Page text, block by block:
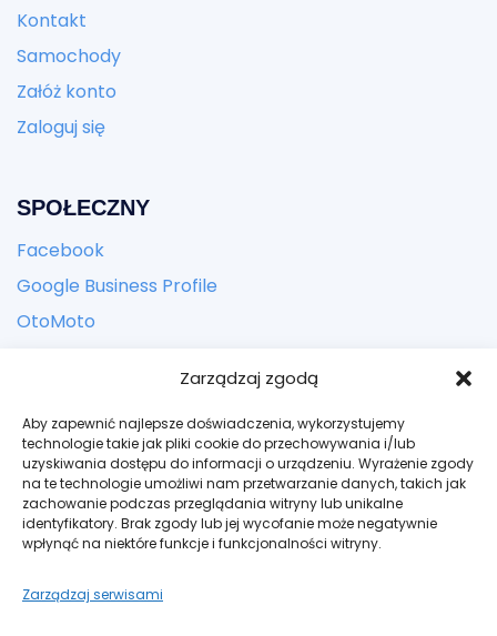
Zarządzaj zgodą
Aby zapewnić najlepsze doświadczenia, wykorzystujemy
technologie takie jak pliki cookie do przechowywania i/lub
uzyskiwania dostępu do informacji o urządzeniu. Wyrażenie zgody
na te technologie umożliwi nam przetwarzanie danych, takich jak
zachowanie podczas przeglądania witryny lub unikalne
identyfikatory. Brak zgody lub jej wycofanie może negatywnie
wpłynąć na niektóre funkcje i funkcjonalności witryny.
Zarządzaj serwisami
Kontakt
Samochody
Załóż konto
Zaloguj się
SPOŁECZNY
Facebook
Google Business Profile
OtoMoto
Adres:ul. Zbożowa 24, Kielce
Email: kontakt@bogateauto.pl
Telefon: +48 606 942 502
Godziny: Codziennie – tylko po umówieniu spotkania